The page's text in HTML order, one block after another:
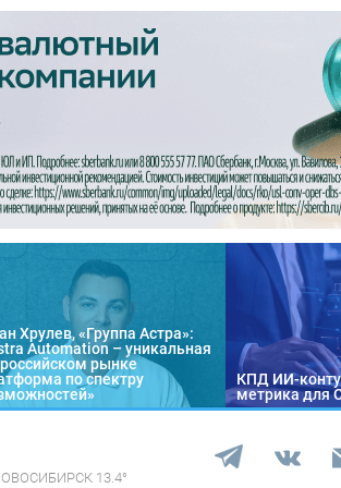
Хрулев, «Группа Астра»:
Automation – уникальная
рынке
по спектру
КПД ИИ-
метрика для
13.4°